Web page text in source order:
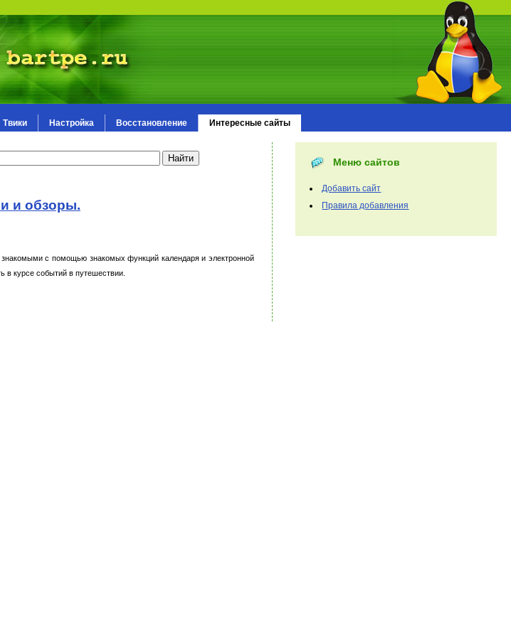
Твики Настройка Восстановление Интересные сайты
и обзоры.
с помощью знакомых функций календаря и электронной
в курсе событий в путешествии.
Меню сайтов
Добавить сайт
Правила добавления